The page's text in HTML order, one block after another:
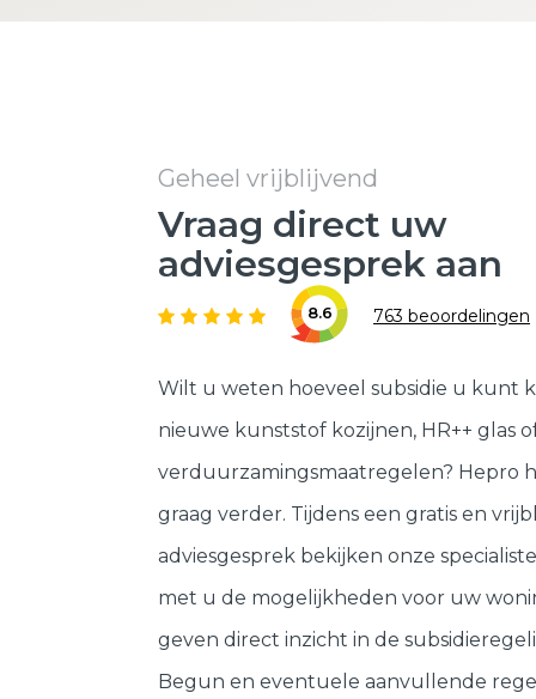
Geheel vrijblijvend
Vraag direct uw
adviesgesprek aan
8.6 763 beoordelingen
Wilt u weten hoeveel subsidie u kunt
nieuwe kunststof kozijnen, HR++ glas
verduurzamingsmaatregelen? Hepro
graag verder. Tijdens een gratis en
adviesgesprek bekijken onze
met u de mogelijkheden voor uw
geven direct inzicht in de
Begun en eventuele aanvullende